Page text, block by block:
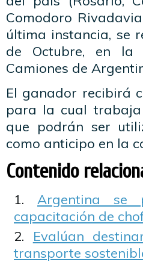
Comodoro
última instancia, se
de Octubre, en la
Camiones de
El ganador recibirá
para la cual
que podrán ser
como anticipo en la
Contenido
Argentina se
capacitación de
Evalúan
transporte